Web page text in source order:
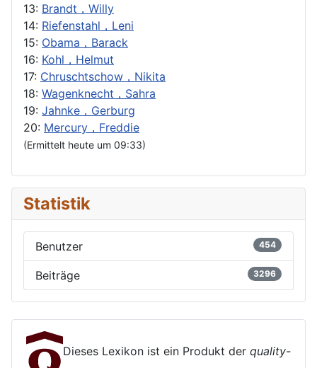
13: Brandt，Willy
14: Riefenstahl，Leni
15: Obama，Barack
16: Kohl，Helmut
17: Chruschtschow，Nikita
18: Wagenknecht，Sahra
19: Jahnke，Gerburg
20: Mercury，Freddie
(Ermittelt heute um 09:33)
Statistik
Benutzer 454
Beiträge 3296
Dieses Lexikon ist ein Produkt der quality-